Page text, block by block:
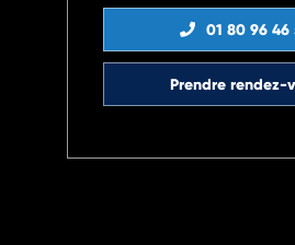
01 80 96 46
Prendre rendez-